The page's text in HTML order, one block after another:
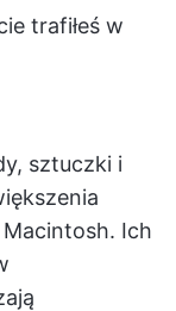
trafiłeś w
sztuczki i
Ich